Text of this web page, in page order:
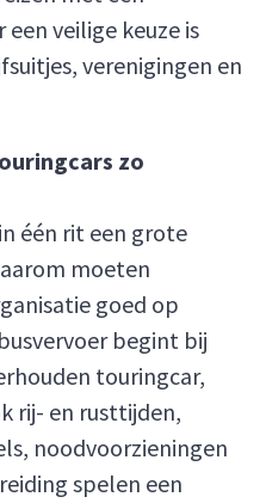
veilige keuze is
verenigingen en
zo
één rit een grote
moeten
goed op
begint bij
touringcar,
rij- en rusttijden,
noodvoorzieningen
spelen een